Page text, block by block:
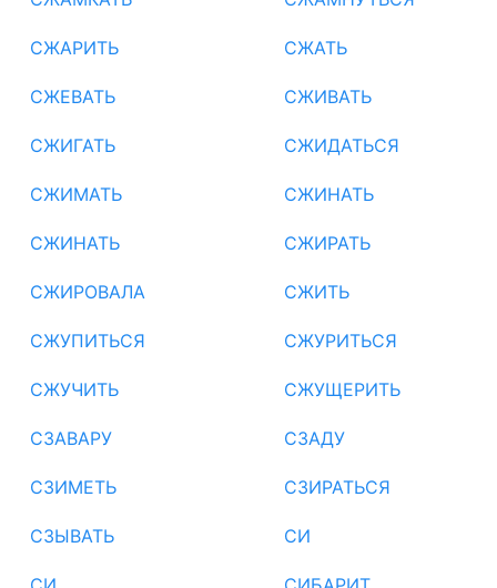
СЖАРИТЬ СЖАТЬ
СЖЕВАТЬ СЖИВАТЬ
СЖИГАТЬ СЖИДАТЬСЯ
СЖИМАТЬ СЖИНАТЬ
СЖИНАТЬ СЖИРАТЬ
СЖИРОВАЛА СЖИТЬ
СЖУПИТЬСЯ СЖУРИТЬСЯ
СЖУЧИТЬ СЖУЩЕРИТЬ
СЗАВАРУ СЗАДУ
СЗИМЕТЬ СЗИРАТЬСЯ
СЗЫВАТЬ СИ